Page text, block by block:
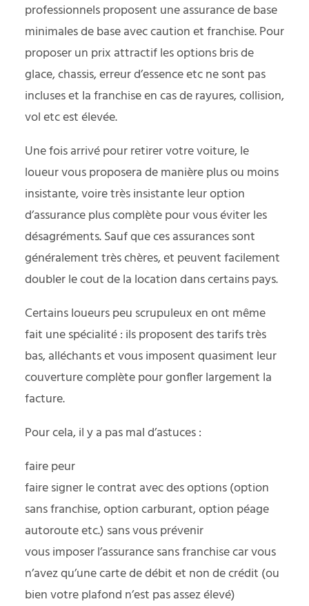
professionnels proposent une assurance de base
minimales de base avec caution et franchise. Pour
proposer un prix attractif les options bris de
glace, chassis, erreur d’essence etc ne sont pas
incluses et la franchise en cas de rayures, collision,
vol etc est élevée.
Une fois arrivé pour retirer votre voiture, le
loueur vous proposera de manière plus ou moins
insistante, voire très insistante leur option
d’assurance plus complète pour vous éviter les
désagréments. Sauf que ces assurances sont
généralement très chères, et peuvent facilement
doubler le cout de la location dans certains pays.
Certains loueurs peu scrupuleux en ont même
fait une spécialité : ils proposent des tarifs très
bas, alléchants et vous imposent quasiment leur
couverture complète pour gonfler largement la
facture.
Pour cela, il y a pas mal d’astuces :
faire peur
faire signer le contrat avec des options (option
sans franchise, option carburant, option péage
autoroute etc.) sans vous prévenir
vous imposer l’assurance sans franchise car vous
n’avez qu’une carte de débit et non de crédit (ou
bien votre plafond n’est pas assez élevé)